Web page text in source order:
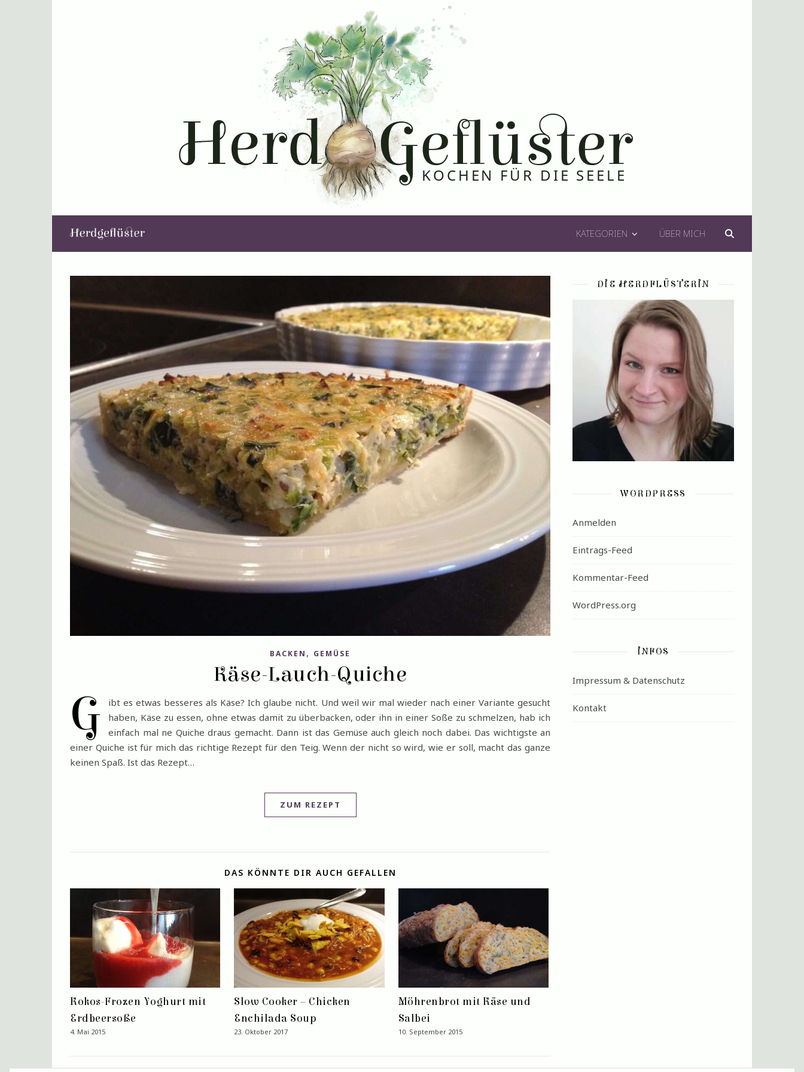
KATEGORIEN ÜBER MICH
BACKEN , GEMÜSE
Käse-Lauch-Quiche
G
ibt es etwas besseres als Käse? Ich glaube nicht. Und weil wir mal wieder nach einer Variante gesucht
haben, Käse zu essen, ohne etwas damit zu überbacken, oder ihn in einer Soße zu schmelzen, hab ich
einfach mal ne Quiche draus gemacht. Dann ist das Gemüse auch gleich noch dabei. Das wichtigste an
einer Quiche ist für mich das richtige Rezept für den Teig. Wenn der nicht so wird, wie er soll, macht das ganze
keinen Spaß. Ist das Rezept…
ZUM REZEPT
DAS KÖNNTE DIR AUCH GEFALLEN
Kokos-Frozen Yoghurt mit
Erdbeersoße
4. Mai 2015
Slow Cooker – Chicken
Enchilada Soup
23. Oktober 2017
Möhrenbrot mit Käse und
Salbei
10. September 2015
DIE HERDFLÜSTERIN
WORDPRESS
Anmelden
Eintrags-Feed
Kommentar-Feed
WordPress.org
INFOS
Impressum & Datenschutz
Kontakt